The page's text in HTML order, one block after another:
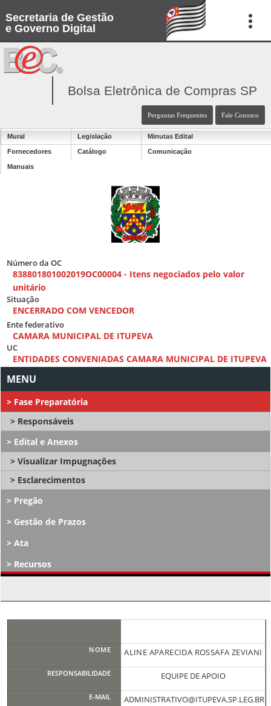
Secretaria de Gestão
e Governo Digital
Bolsa Eletrônica de Compras SP
Perguntas Frequentes Fale Conosco
Mural Legislação Minutas Edital
Fornecedores Catálogo Comunicação
Manuais
Número da OC
838801801002019OC00004 - Itens negociados pelo valor
unitário
Situação
ENCERRADO COM VENCEDOR
Ente federativo
CAMARA MUNICIPAL DE ITUPEVA
UC
ENTIDADES CONVENIADAS CAMARA MUNICIPAL DE ITUPEVA
Fase Preparatória
Responsáveis
Edital e Anexos
Visualizar Impugnações
Esclarecimentos
Pregão
Gestão de Prazos
Ata
Recursos
ALINE APARECIDA ROSSAFA ZEVIANI
EQUIPE DE APOIO
ADMINISTRATIVO@ITUPEVA.SP.LEG.BR